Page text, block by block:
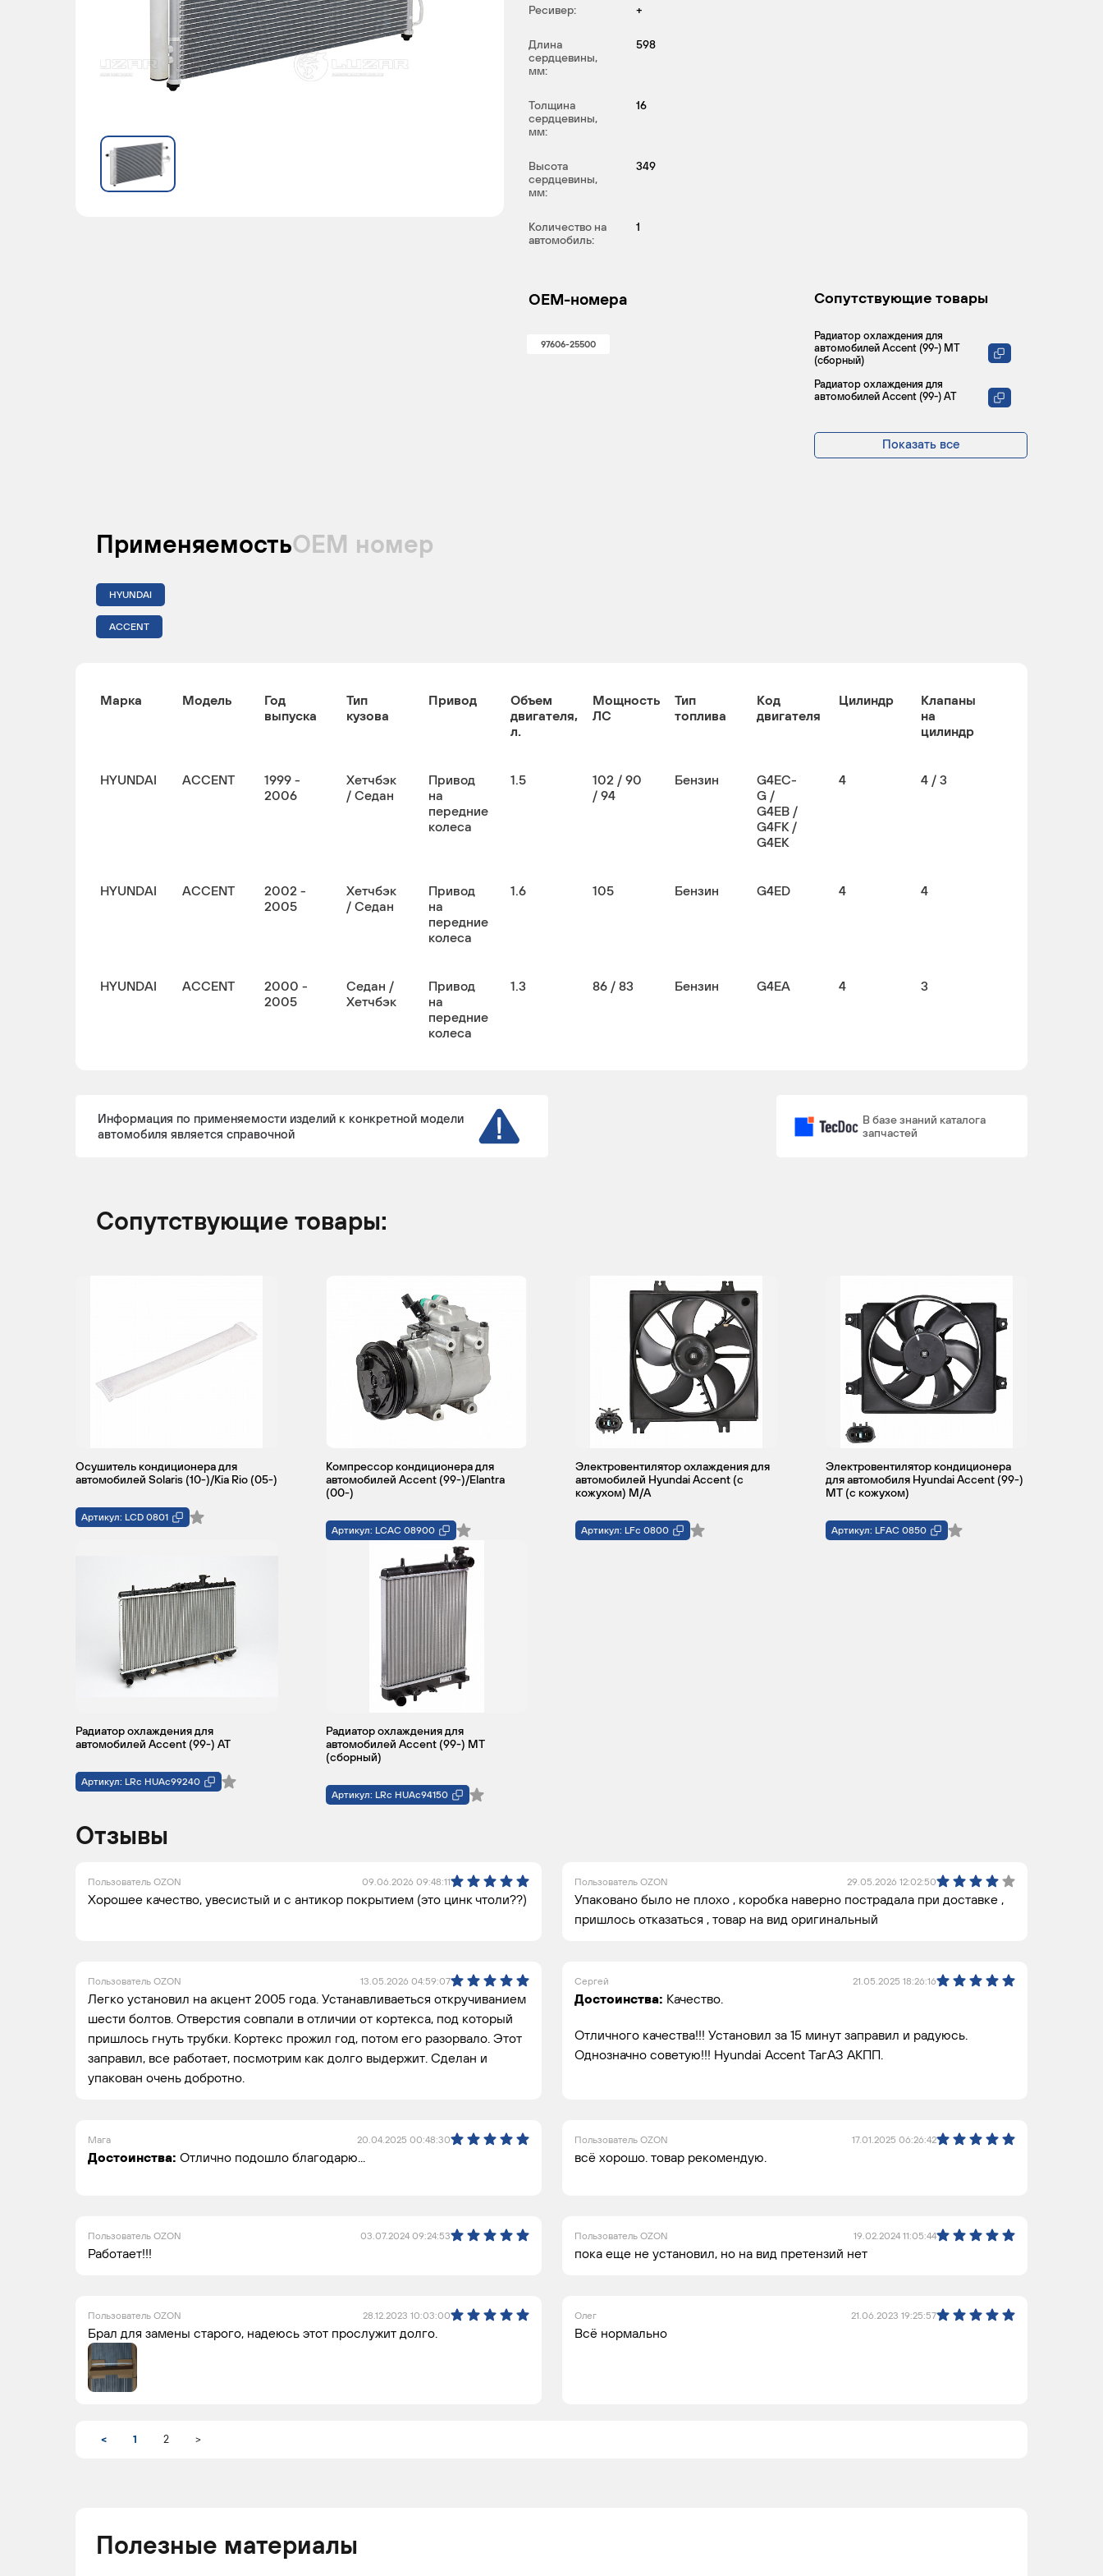
Ресивер: +
Длина
сердцевины,
мм:
598
Толщина
сердцевины,
мм:
16
Высота
сердцевины,
мм:
349
Количество на
автомобиль:
1
OEM-номера
97606-25500
Сопутствующие товары
Радиатор охлаждения для
автомобилей Accent (99-) MT
(сборный)
Радиатор охлаждения для
автомобилей Accent (99-) AT
Показать все
ПрименяемостьОЕМ номер
HYUNDAI
ACCENT
Марка Модель
Год
выпуска
Тип
кузова
Привод
Объем
двигателя,
л.
Мощность
ЛС
Тип
топлива
Код
двигателя
Цилиндр
Клапаны
на
цилиндр
HYUNDAI ACCENT
1999 -
2006
Хетчбэк
/ Седан
Привод
на
передние
колеса
1.5
102 / 90
/ 94
Бензин
G4EC-
G /
G4EB /
G4FK /
G4EK
4 4 / 3
HYUNDAI ACCENT
2002 -
2005
Хетчбэк
/ Седан
Привод
на
передние
колеса
1.6 105 Бензин G4ED 4 4
HYUNDAI ACCENT
2000 -
2005
Седан /
Хетчбэк
Привод
на
передние
колеса
1.3 86 / 83 Бензин G4EA 4 3
Информация по применяемости изделий к конкретной модели
автомобиля является справочной
В базе знаний каталога
запчастей
Сопутствующие товары:
Осушитель кондиционера для
автомобилей Solaris (10-)/Kia Rio (05-)
Артикул: LCD 0801
Компрессор кондиционера для
автомобилей Accent (99-)/Elantra
(00-)
Артикул: LCAC 08900
Электровентилятор охлаждения для
автомобилей Hyundai Accent (с
кожухом) M/A
Артикул: LFc 0800
Электровентилятор кондиционера
для автомобиля Hyundai Accent (99-)
MT (с кожухом)
Артикул: LFAC 0850
Радиатор охлаждения для
автомобилей Accent (99-) AT
Артикул: LRc HUAc99240
Радиатор охлаждения для
автомобилей Accent (99-) MT
(сборный)
Артикул: LRc HUAc94150
Отзывы
Пользователь OZON 09.06.2026 09:48:11
Хорошее качество, увесистый и с антикор покрытием (это цинк чтоли??)
Пользователь OZON 29.05.2026 12:02:50
Упаковано было не плохо , коробка наверно пострадала при доставке ,
пришлось отказаться , товар на вид оригинальный
Пользователь OZON 13.05.2026 04:59:07
Легко установил на акцент 2005 года. Устанавливаеться откручиванием
шести болтов. Отверстия совпали в отличии от кортекса, под который
пришлось гнуть трубки. Кортекс прожил год, потом его разорвало. Этот
заправил, все работает, посмотрим как долго выдержит. Сделан и
упакован очень добротно.
Сергей 21.05.2025 18:26:16
Достоинства: Качество.
Отличного качества!!! Установил за 15 минут заправил и радуюсь.
Однозначно советую!!! Hyundai Accent ТагАЗ АКПП.
Мага 20.04.2025 00:48:30
Достоинства: Отлично подошло благодарю...
Пользователь OZON 17.01.2025 06:26:42
всё хорошо. товар рекомендую.
Пользователь OZON 03.07.2024 09:24:53
Работает!!!
Пользователь OZON 19.02.2024 11:05:44
пока еще не установил, но на вид претензий нет
Пользователь OZON 28.12.2023 10:03:00
Брал для замены старого, надеюсь этот прослужит долго.
Олег 21.06.2023 19:25:57
Всё нормально
< 1 2 >
Полезные материалы